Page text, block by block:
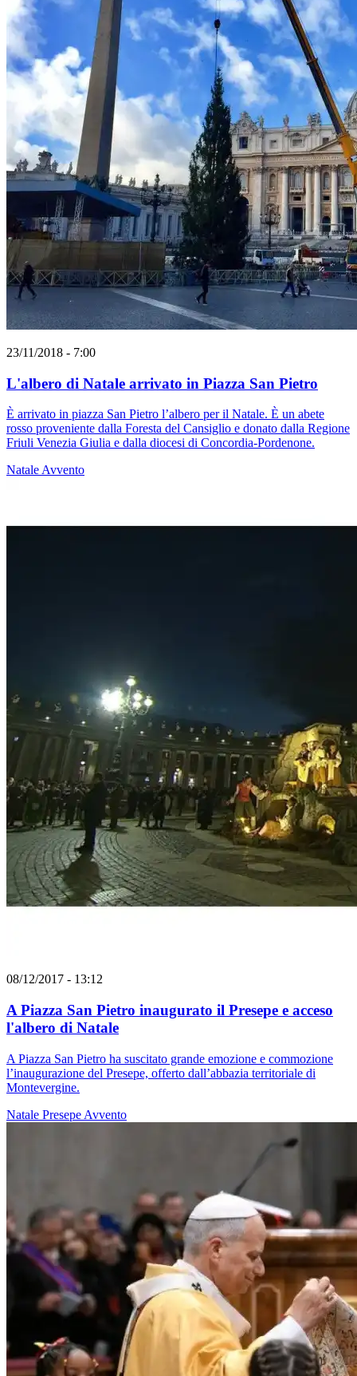
23/11/2018 - 7:00
L'albero di Natale arrivato in Piazza San Pietro
È arrivato in piazza San Pietro l’albero per il Natale. È un abete
rosso proveniente dalla Foresta del Cansiglio e donato dalla Regione
Friuli Venezia Giulia e dalla diocesi di Concordia-Pordenone.
NataleAvvento
08/12/2017 - 13:12
A Piazza San Pietro inaugurato il Presepe e acceso
l'albero di Natale
A Piazza San Pietro ha suscitato grande emozione e commozione
l’inaugurazione del Presepe, offerto dall’abbazia territoriale di
Montevergine.
Natale Presepe Avvento